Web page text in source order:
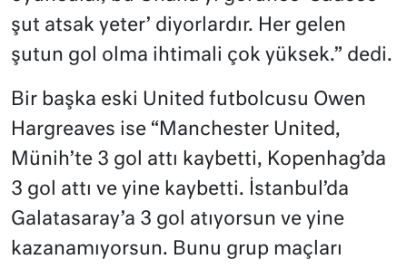
şut atsak yeter’ diyorlardır. Her gelen
şutun gol olma ihtimali çok yüksek.” dedi.
Bir başka eski United futbolcusu Owen
Hargreaves ise “Manchester United,
Münih’te 3 gol attı kaybetti, Kopenhag’da
3 gol attı ve yine kaybetti. İstanbul’da
Galatasaray’a 3 gol atıyorsun ve yine
kazanamıyorsun. Bunu grup maçları